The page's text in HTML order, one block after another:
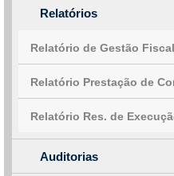
Relatórios
Relatório de Gestão Fiscal
Relatório Prestação de
Relatório Res. de
Auditorias